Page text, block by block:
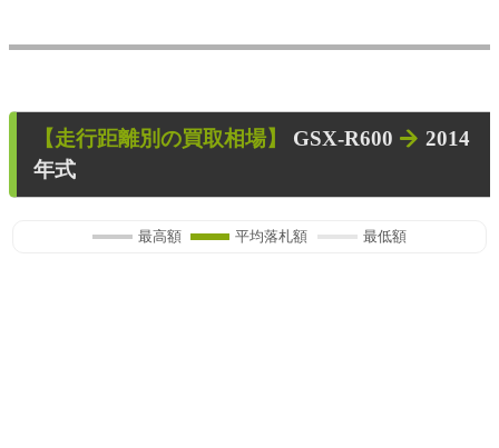
【走行距離別の買取相場】 GSX-R600
2014
年式
最高額 平均落札額 最低額